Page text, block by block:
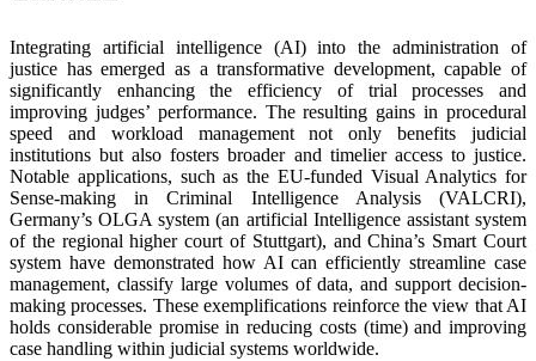
Integrating artificial intelligence (AI) into the administration of
justice has emerged as a transformative development, capable of
significantly enhancing the efficiency of trial processes and
improving judges’ performance. The resulting gains in procedural
speed and workload management not only benefits judicial
institutions but also fosters broader and timelier access to justice.
Notable applications, such as the EU-funded Visual Analytics for
Sense-making in Criminal Intelligence Analysis (VALCRI),
Germany’s OLGA system (an artificial Intelligence assistant system
of the regional higher court of Stuttgart), and China’s Smart Court
system have demonstrated how AI can efficiently streamline case
management, classify large volumes of data, and support decision-
making processes. These exemplifications reinforce the view that AI
holds considerable promise in reducing costs (time) and improving
case handling within judicial systems worldwide.